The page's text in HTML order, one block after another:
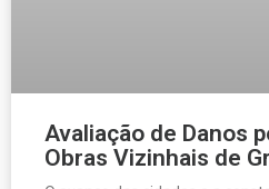
Avaliação de Danos
Obras Vizinhais de